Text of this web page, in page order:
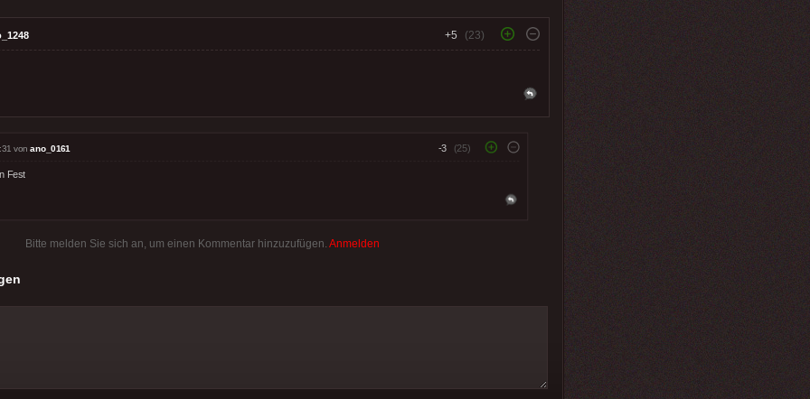
+5 (23)
vonano_0161 -3 (25)
Fest
Bitte melden Sie sich an, um einen Kommentar hinzuzufügen. Anmelden